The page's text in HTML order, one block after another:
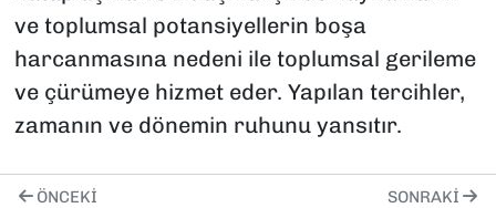
ve toplumsal potansiyellerin boşa
harcanmasına nedeni ile toplumsal gerileme
ve çürümeye hizmet eder. Yapılan tercihler,
zamanın ve dönemin ruhunu yansıtır.
ÖNCEKI SONRAKI